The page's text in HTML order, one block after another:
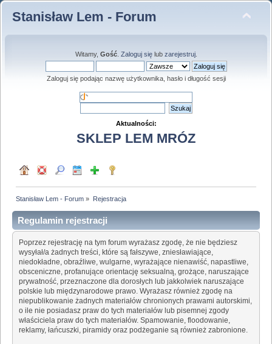
Stanisław Lem - Forum
Witamy, Gość. Zaloguj sięlub zarejestruj.
Zaloguj się podając nazwę użytkownika, hasło i długość sesji
Aktualności:
SKLEP LEM MRÓZ
Stanisław Lem - Forum » Rejestracja
Regulamin rejestracji
Poprzez rejestrację na tym forum wyrażasz zgodę, że nie będziesz
wysyłał/a żadnych treści, które są fałszywe, zniesławiające,
niedokładne, obraźliwe, wulgarne, wyrażające nienawiść, napastliwe,
obsceniczne, profanujące orientację seksualną, grożące, naruszające
prywatność, przeznaczone dla dorosłych lub jakkolwiek naruszające
polskie lub międzynarodowe prawo. Wyrażasz również zgodę na
niepublikowanie żadnych materiałów chronionych prawami autorskimi,
o ile nie posiadasz praw do tych materiałów lub pisemnej zgody
właściciela praw do tych materiałów. Spamowanie, floodowanie,
reklamy, łańcuszki, piramidy oraz podżeganie są również zabronione.